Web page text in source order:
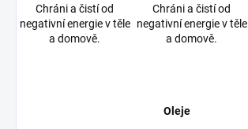
Chráni a čistí od
negativní energie v těle
a domově.
Chráni a čistí od
negativní energie v těle
a domově.
Oleje